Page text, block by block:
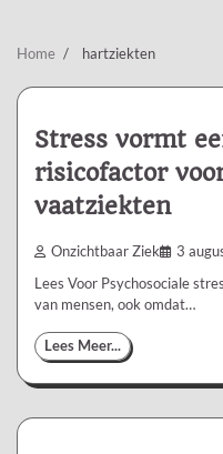
Home hartziekten
Stress vormt
risicofactor
vaatziekten
Onzichtbaar Ziek 3
Lees Voor Psychosociale
van mensen, ook omdat…
Lees Meer...